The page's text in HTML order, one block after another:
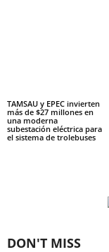
TAMSAU y EPEC invierten
más de $27 millones en
una moderna
subestación eléctrica para
el sistema de trolebuses
DON'T MISS